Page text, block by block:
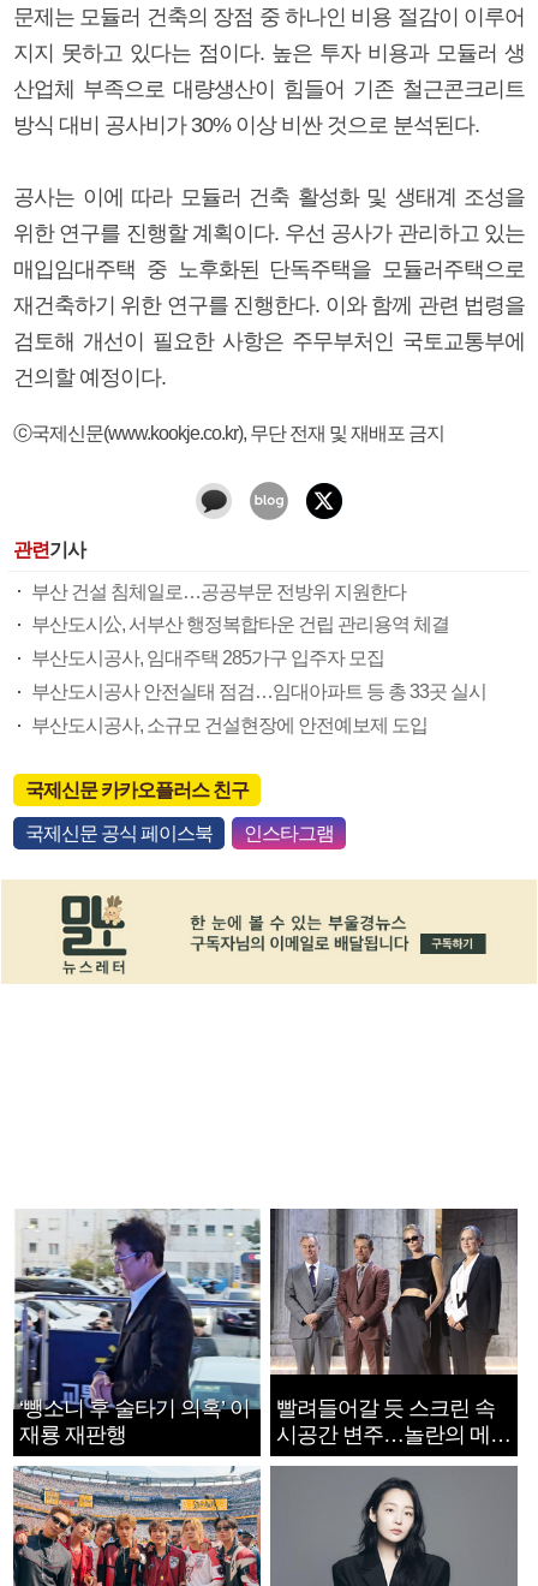
문제는 모듈러 건축의 장점 중 하나인 비용 절감이 이루어
지지 못하고 있다는 점이다. 높은 투자 비용과 모듈러 생
산업체 부족으로 대량생산이 힘들어 기존 철근콘크리트
방식 대비 공사비가 30% 이상 비싼 것으로 분석된다.
공사는 이에 따라 모듈러 건축 활성화 및 생태계 조성을
위한 연구를 진행할 계획이다. 우선 공사가 관리하고 있는
매입임대주택 중 노후화된 단독주택을 모듈러주택으로
재건축하기 위한 연구를 진행한다. 이와 함께 관련 법령을
검토해 개선이 필요한 사항은 주무부처인 국토교통부에
건의할 예정이다.
ⓒ국제신문(www.kookje.co.kr), 무단 전재 및 재배포 금지
관련기사
부산 건설 침체일로…공공부문 전방위 지원한다
부산도시公, 서부산 행정복합타운 건립 관리용역 체결
부산도시공사, 임대주택 285가구 입주자 모집
부산도시공사 안전실태 점검…임대아파트 등 총 33곳 실시
부산도시공사, 소규모 건설현장에 안전예보제 도입
국제신문 카카오플러스 친구
국제신문 공식 페이스북 인스타그램
‘뺑소니 후 술타기 의혹’ 이
재룡 재판행
빨려들어갈 듯 스크린 속
시공간 변주…놀란의 메시
지는 ‘전쟁 속죄’